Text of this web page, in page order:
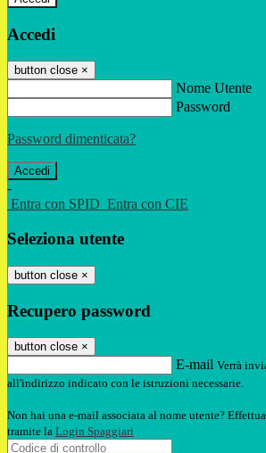
Accedi
button close ×
Nome Utente
Password
Password dimenticata?
-
Entra con SPID Entra con CIE
Seleziona utente
button close ×
Recupero password
button close ×
E-mail Verrà
all'indirizzo indicato con le istruzioni necessarie.
Non hai una e-mail associata al nome utente?
tramite la Login Spaggiari